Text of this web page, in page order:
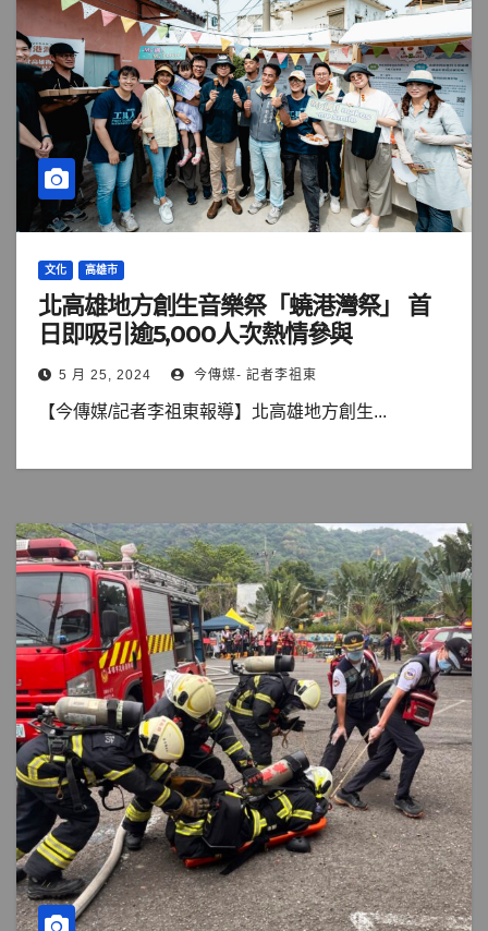
文化 高雄市
北高雄地方創生音樂祭「蟯港灣祭」 首
日即吸引逾5,000人次熱情參與
5 月 25, 2024 今傳媒- 記者李祖東
【今傳媒/記者李祖東報導】北高雄地方創生...